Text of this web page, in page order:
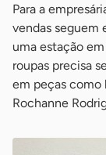
Para a
vendas seguem
uma estação
roupas precisa
em peças como
Rochanne